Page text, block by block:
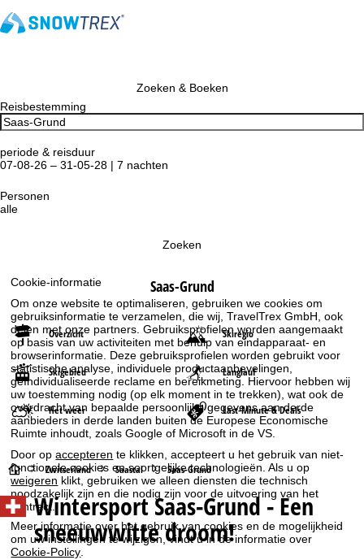
Cookie-informatie
Om onze website te optimaliseren, gebruiken we cookies om
gebruiksinformatie te verzamelen, die wij, TravelTrex GmbH, ook
delen met onze partners. Gebruiksprofielen worden aangemaakt
op basis van uw activiteiten met behulp van eindapparaat- en
browserinformatie. Deze gebruiksprofielen worden gebruikt voor
statistische analyse, individuele productaanbevelingen,
geïndividualiseerde reclame en bereikmeting. Hiervoor hebben wij
uw toestemming nodig (op elk moment in te trekken), wat ook de
overdracht van bepaalde persoonlijke gegevens aan derde
aanbieders in derde landen buiten de Europese Economische
Ruimte inhoudt, zoals Google of Microsoft in de VS.
Door opaccepteren te klikken, accepteert u het gebruik van niet-
functionele cookies en soortgelijke technologieën. Als u op
weigeren klikt, gebruiken we alleen diensten die technisch
noodzakelijk zijn en die nodig zijn voor de uitvoering van het
contract.
Meer informatie over het gebruik van cookies en de mogelijkheid
om uw instellingen te wijzigen, vindt u in de informatie over
Cookie-Policy
Zoeken & Boeken
Reisbestemming
periode & reisduur
07-08-26 – 31-05-28 | 7 nachten
Personen
alle
Zoeken
Saas-Grund
Overzicht Skiregio
Skigebied Langlauf
Het weer Last-Minute & Deals
S
t
a
Zwitserland Saastal Saas-Grund
WintersportSaas-Grund - Een
sneeuwwitte droom!